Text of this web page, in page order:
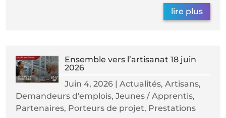
lire plus
Ensemble vers l’artisanat 18 juin
2026
Juin 4, 2026| Actualités, Artisans,
Demandeurs d'emplois,Jeunes / Apprentis,
Partenaires, Porteurs de projet, Prestations